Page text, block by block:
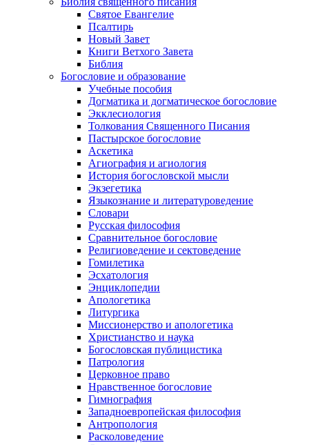
Святое Евангелие
Псалтирь
Новый Завет
Книги Ветхого Завета
Библия
Богословие и образование
Учебные пособия
Догматика и догматическое богословие
Экклесиология
Толкования Священного Писания
Пастырское богословие
Аскетика
Агиография и агиология
История богословской мысли
Экзегетика
Языкознание и литературоведение
Словари
Русская философия
Сравнительное богословие
Религиоведение и сектоведение
Гомилетика
Эсхатология
Энциклопедии
Апологетика
Литургика
Миссионерство и апологетика
Христианство и наука
Богословская публицистика
Патрология
Церковное право
Нравственное богословие
Гимнография
Западноевропейская философия
Антропология
Расколоведение